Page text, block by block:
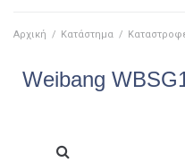
Αρχική / Κατάστημα /
Weibang